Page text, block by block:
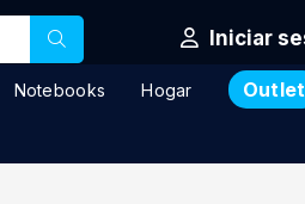
Iniciar
Notebooks Hogar Outlet